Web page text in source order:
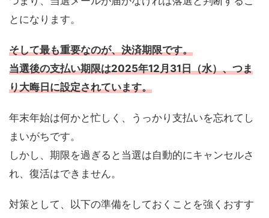
とになります。
そして最も重要なのが、決済期限です。
当選後の支払い期限は2025年12月31日（水）、つま
り大晦日に設定されています。
年末年始は何かと忙しく、うっかり支払いを忘れてし
まいがちです。
しかし、期限を過ぎると当選は自動的にキャンセルさ
れ、復活はできません。
対策として、以下の準備をしておくことを強くおすす